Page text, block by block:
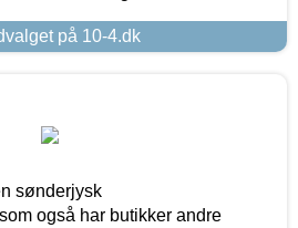
på 10-4.dk
sønderjysk
også har butikker andre